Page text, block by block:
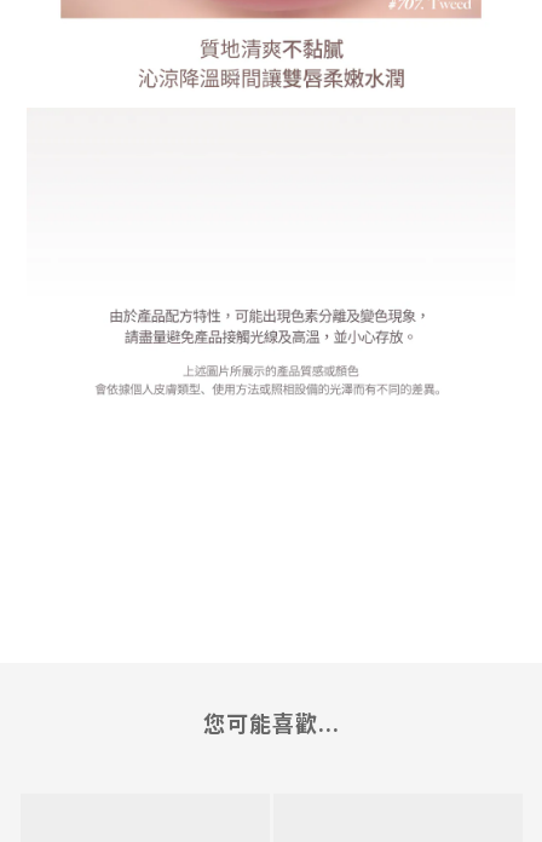
您可能喜歡...